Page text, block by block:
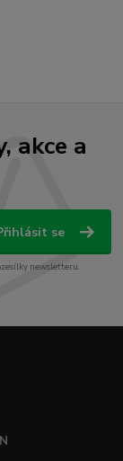
akce a
se
newsletteru.